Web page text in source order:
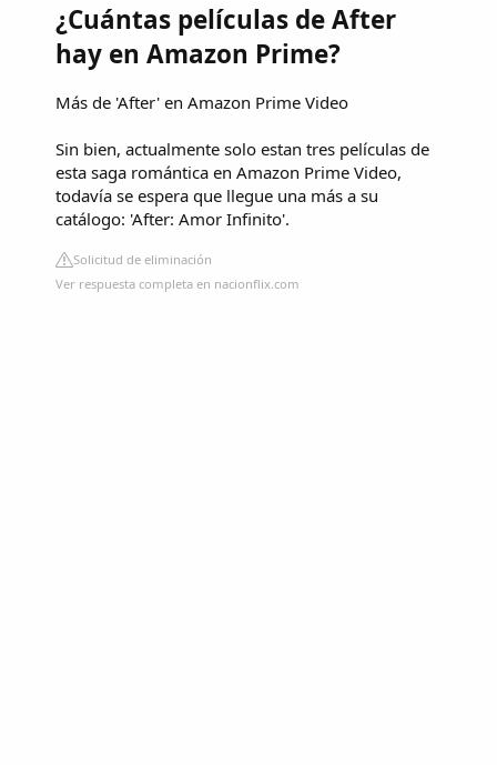
¿Cuántas películas de After
hay en Amazon Prime?
Más de 'After' en Amazon Prime Video
Sin bien, actualmente solo estan tres películas de
esta saga romántica en Amazon Prime Video,
todavía se espera que llegue una más a su
catálogo: 'After: Amor Infinito'.
Solicitud de eliminación
Ver respuesta completa en nacionflix.com